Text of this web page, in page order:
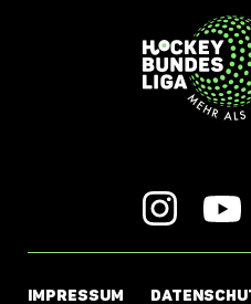
IMPRESSUM